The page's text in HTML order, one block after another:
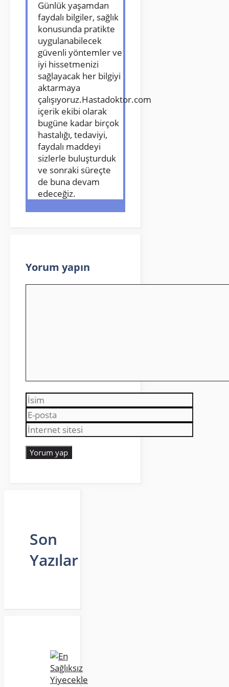
Günlük yaşamdan
faydalı bilgiler, sağlık
konusunda pratikte
uygulanabilecek
güvenli yöntemler ve
iyi hissetmenizi
sağlayacak her bilgiyi
aktarmaya
çalışıyoruz.Hastadoktor.com
içerik ekibi olarak
bugüne kadar birçok
hastalığı, tedaviyi,
faydalı maddeyi
sizlerle buluşturduk
ve sonraki süreçte
de buna devam
edeceğiz.
Yorum yapın
İsim
E-
posta
İnternet
sitesi
Son
Yazılar